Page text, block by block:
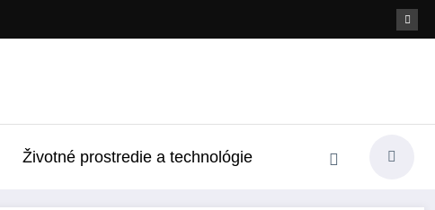
Životné prostredie a technológie